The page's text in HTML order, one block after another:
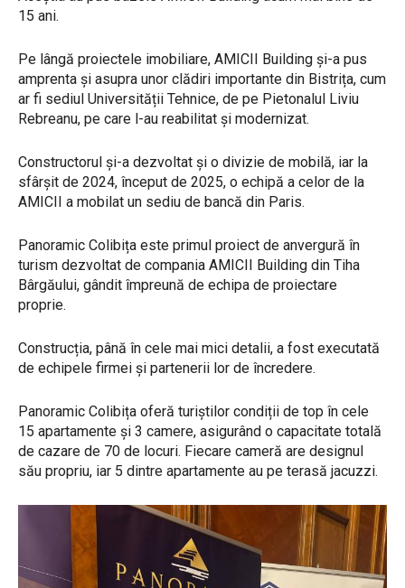
15 ani.
Pe lângă proiectele imobiliare, AMICII Building și-a pus
amprenta și asupra unor clădiri importante din Bistrița, cum
ar fi sediul Universității Tehnice, de pe Pietonalul Liviu
Rebreanu, pe care l-au reabilitat și modernizat.
Constructorul și-a dezvoltat și o divizie de mobilă, iar la
sfârșit de 2024, început de 2025, o echipă a celor de la
AMICII a mobilat un sediu de bancă din Paris.
Panoramic Colibița este primul proiect de anvergură în
turism dezvoltat de compania AMICII Building din Tiha
Bârgăului, gândit împreună de echipa de proiectare
proprie.
Construcția, până în cele mai mici detalii, a fost executată
de echipele firmei și partenerii lor de încredere.
Panoramic Colibița oferă turiștilor condiții de top în cele
15 apartamente și 3 camere, asigurând o capacitate totală
de cazare de 70 de locuri. Fiecare cameră are designul
său propriu, iar 5 dintre apartamente au pe terasă jacuzzi.